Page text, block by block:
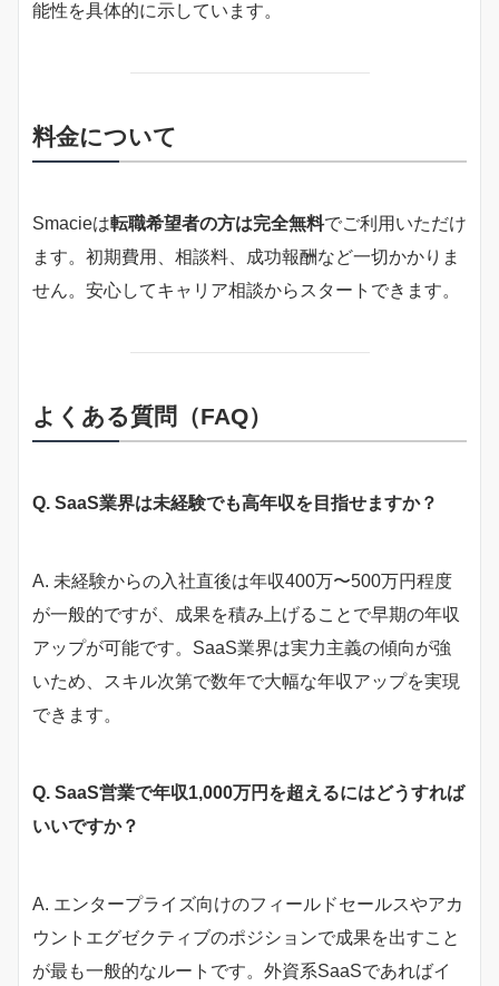
能性を具体的に示しています。
料金について
Smacieは転職希望者の方は完全無料でご利用いただけ
ます。初期費用、相談料、成功報酬など一切かかりま
せん。安心してキャリア相談からスタートできます。
よくある質問（FAQ）
Q. SaaS業界は未経験でも高年収を目指せますか？
A. 未経験からの入社直後は年収400万〜500万円程度
が一般的ですが、成果を積み上げることで早期の年収
アップが可能です。SaaS業界は実力主義の傾向が強
いため、スキル次第で数年で大幅な年収アップを実現
できます。
Q. SaaS営業で年収1,000万円を超えるにはどうすれば
いいですか？
A. エンタープライズ向けのフィールドセールスやアカ
ウントエグゼクティブのポジションで成果を出すこと
が最も一般的なルートです。外資系SaaSであればイ